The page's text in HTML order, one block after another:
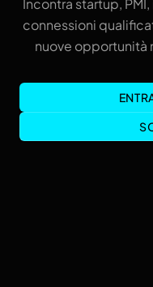
connessioni
nuove opportunità